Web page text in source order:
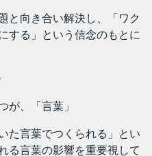
と向き合い解決し、「ワク
する」という信念のもとに
が、「言葉」
た言葉でつくられる」とい
る言葉の影響を重要視して